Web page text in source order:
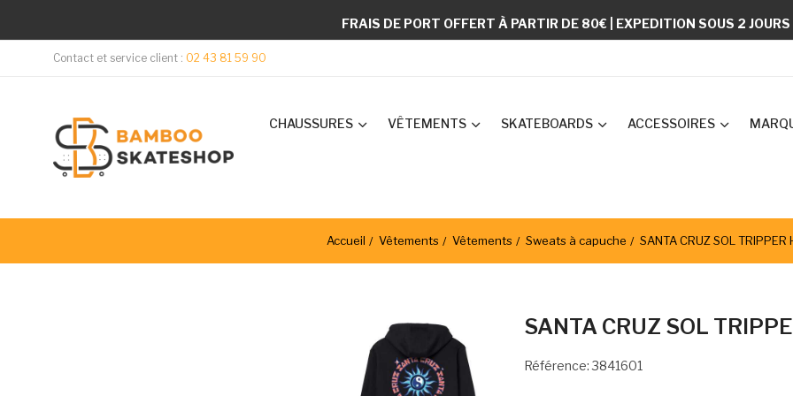
FRAIS DE PORT OFFERT À PARTIR DE 80€ | EXPEDITION SOUS 2 JOURS
Contact et service client : 02 43 81 59 90
CHAUSSURES VÊTEMENTS SKATEBOARDS ACCESSOIRES
Accueil Vêtements Vêtements Sweats à capuche SANTA CRUZ SOL TRIPPER
SANTA CRUZ SOL
Référence: 3841601